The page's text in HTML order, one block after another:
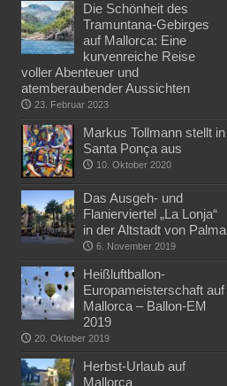
Die Schönheit des
Tramuntana-Gebirges
auf Mallorca: Eine
kurvenreiche Reise
voller Abenteuer und
atemberaubender Aussichten
23. Februar 2023
Markus Tollmann stellt in
Santa Ponça aus
10. Oktober 2020
Das Ausgeh- und
Flanierviertel „La Lonja“
in der Altstadt von Palma
6. November 2019
Heißluftballon-
Europameisterschaft auf
Mallorca – Ballon-EM
2019
20. Oktober 2019
Herbst-Urlaub auf
Mallorca